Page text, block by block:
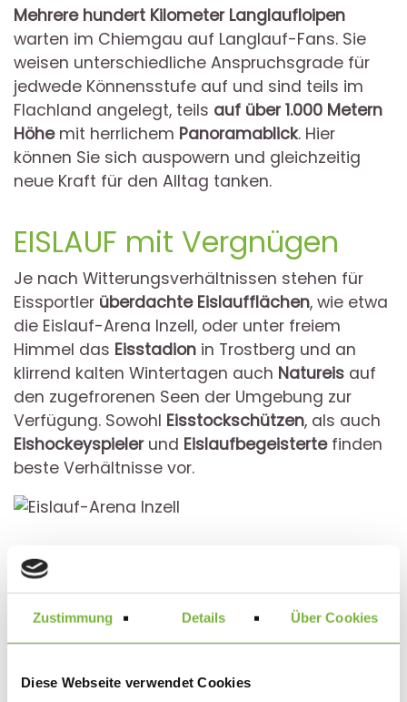
Zustimmung Details Über Cookies
Diese Webseite verwendet Cookies
Mehrere hundert Kilometer Langlaufloipen
warten im Chiemgau auf Langlauf-Fans. Sie
weisen unterschiedliche Anspruchsgrade für
jedwede Könnensstufe auf und sind teils im
Flachland angelegt, teils auf über 1.000 Metern
Höhemit herrlichem Panoramablick. Hier
können Sie sich auspowern und gleichzeitig
neue Kraft für den Alltag tanken.
EISLAUF mit Vergnügen
Je nach Witterungsverhältnissen stehen für
Eissportler überdachte Eislaufflächen, wie etwa
die Eislauf-Arena Inzell, oder unter freiem
Himmel das Eisstadion in Trostberg und an
klirrend kalten Wintertagen auch Natureis auf
den zugefrorenen Seen der Umgebung zur
Verfügung. Sowohl Eisstockschützen, als auch
Eishockeyspieler und Eislaufbegeistertefinden
beste Verhältnisse vor.
SCHLITTENSPASS und